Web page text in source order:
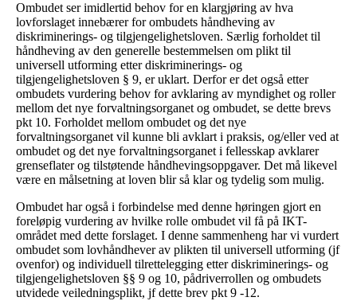
Ombudet ser imidlertid behov for en klargjøring av hva
lovforslaget innebærer for ombudets håndheving av
diskriminerings- og tilgjengelighetsloven. Særlig forholdet til
håndheving av den generelle bestemmelsen om plikt til
universell utforming etter diskriminerings- og
tilgjengelighetsloven § 9, er uklart. Derfor er det også etter
ombudets vurdering behov for avklaring av myndighet og roller
mellom det nye forvaltningsorganet og ombudet, se dette brevs
pkt 10. Forholdet mellom ombudet og det nye
forvaltningsorganet vil kunne bli avklart i praksis, og/eller ved at
ombudet og det nye forvaltningsorganet i fellesskap avklarer
grenseflater og tilstøtende håndhevingsoppgaver. Det må likevel
være en målsetning at loven blir så klar og tydelig som mulig.
Ombudet har også i forbindelse med denne høringen gjort en
foreløpig vurdering av hvilke rolle ombudet vil få på IKT-
området med dette forslaget. I denne sammenheng har vi vurdert
ombudet som lovhåndhever av plikten til universell utforming (jf
ovenfor) og individuell tilrettelegging etter diskriminerings- og
tilgjengelighetsloven §§ 9 og 10, pådriverrollen og ombudets
utvidede veiledningsplikt, jf dette brev pkt 9 -12.